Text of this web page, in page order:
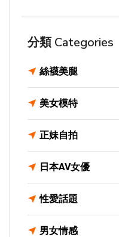
分類 Categories
絲襪美腿
美女模特
正妹自拍
日本AV女優
性愛話題
男女情感